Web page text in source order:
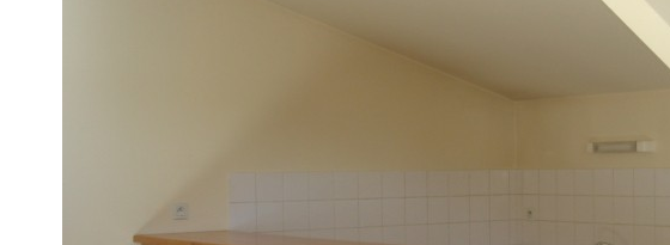
wc, 1 chbre, salle d'eau. Chauffage collectif. Libre. Charges incluses : 60 €.